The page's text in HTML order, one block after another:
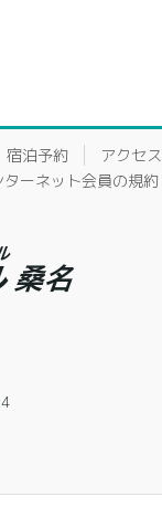
宿泊予約 アクセス
ーネット会員の規約